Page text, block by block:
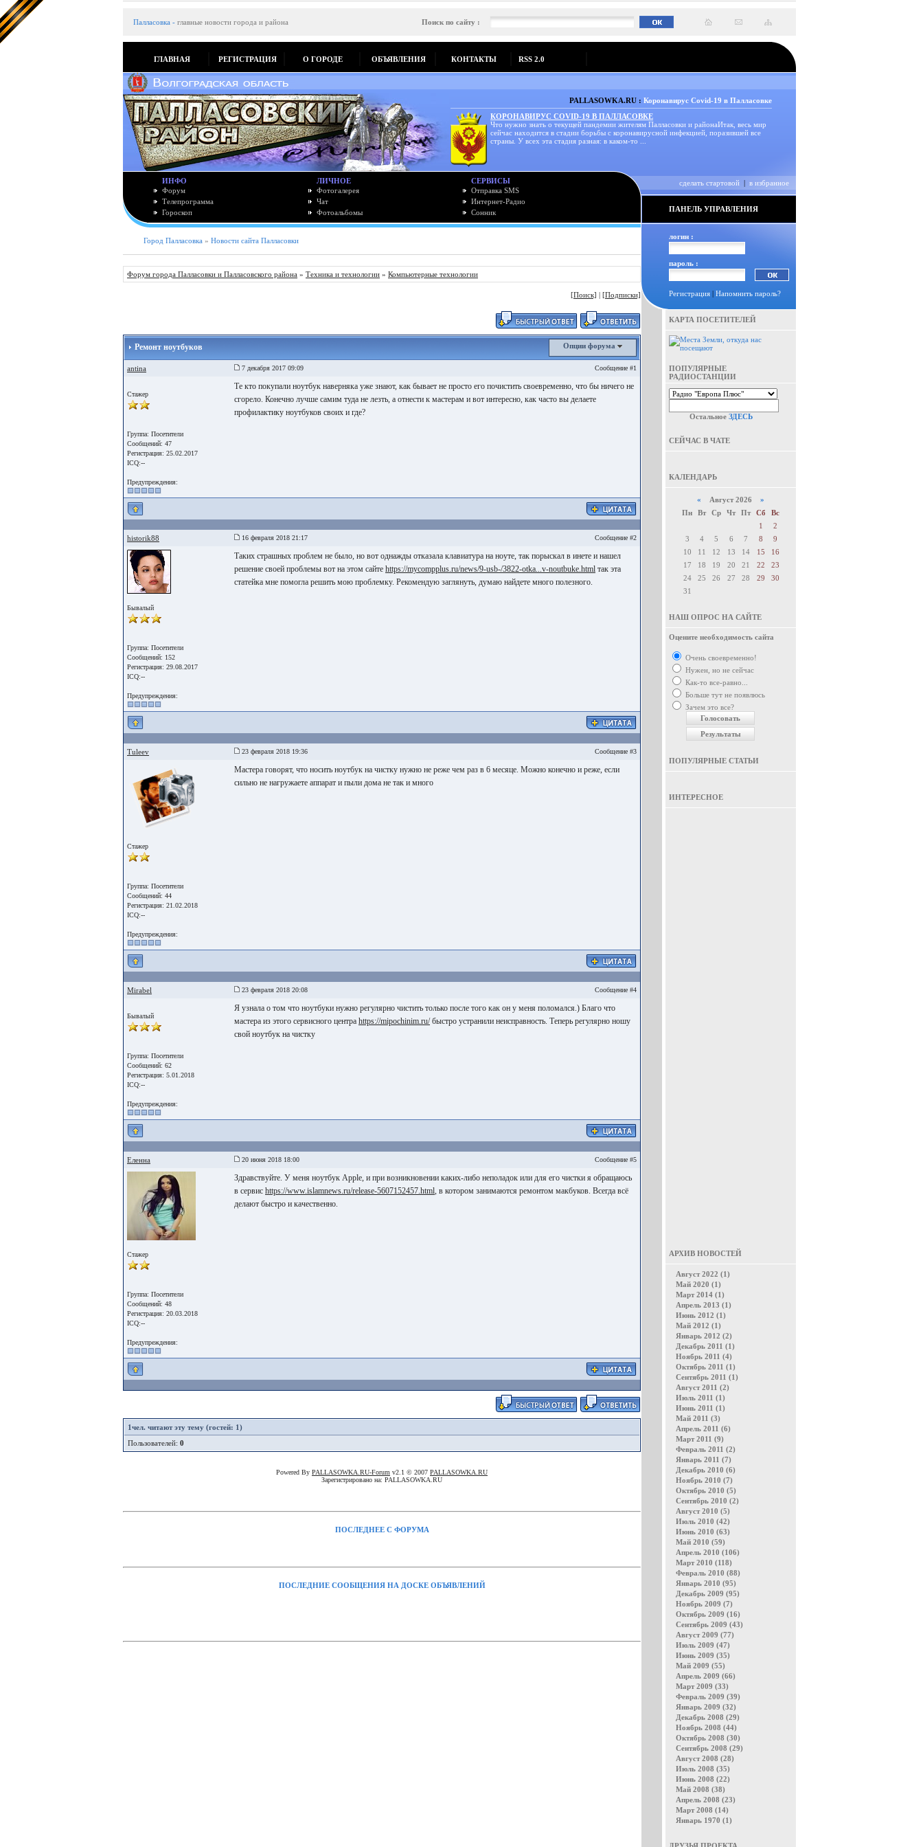
Палласовка - главные новости города и района Поиск по сайту :
ГЛАВНАЯ РЕГИСТРАЦИЯ О ГОРОДЕ ОБЪЯВЛЕНИЯ КОНТАКТЫ RSS 2.0
PALLASOWKA.RU : Коронавирус Covid-19 в Палласовке
КОРОНАВИРУС COVID-19 В ПАЛЛАСОВКЕ
Что нужно знать о текущей пандемии жителям Палласовки и районаИтак, весь мир
сейчас находится в стадии борьбы с коронавирусной инфекцией, поразившей все
страны. У всех эта стадия разная: в каком-то ...
ИНФО
Форум
Телепрограмма
Гороскоп
ЛИЧНОЕ
Фотогалерея
Чат
Фотоальбомы
СЕРВИСЫ
Отправка SMS
Интернет-Радио
Сонник
сделать стартовой | в избранное
ПАНЕЛЬ УПРАВЛЕНИЯ
Город Палласовка » Новости сайта Палласовки
Форум города Палласовки и Палласовского района » Техника и технологии » Компьютерные технологии
[Поиск] | [Подписки]
Ремонт ноутбуков Опции форума
antina 7 декабря 2017 09:09 Сообщение #1
Стажер
Группа: Посетители
Сообщений: 47
Регистрация: 25.02.2017
ICQ:--
Предупреждения:
Те кто покупали ноутбук наверняка уже знают, как бывает не просто его почистить своевременно, что бы ничего не
сгорело. Конечно лучше самим туда не лезть, а отнести к мастерам и вот интересно, как часто вы делаете
профилактику ноутбуков своих и где?
historik88 16 февраля 2018 21:17 Сообщение #2
Бывалый
Группа: Посетители
Сообщений: 152
Регистрация: 29.08.2017
ICQ:--
Предупреждения:
Таких страшных проблем не было, но вот однажды отказала клавиатура на ноуте, так порыскал в инете и нашел
решение своей проблемы вот на этом сайте https://mycompplus.ru/news/9-usb-/3822-otka...v-noutbuke.html так эта
статейка мне помогла решить мою проблемку. Рекомендую заглянуть, думаю найдете много полезного.
Tuleev 23 февраля 2018 19:36 Сообщение #3
Стажер
Группа: Посетители
Сообщений: 44
Регистрация: 21.02.2018
ICQ:--
Предупреждения:
Мастера говорят, что носить ноутбук на чистку нужно не реже чем раз в 6 месяце. Можно конечно и реже, если
сильно не нагружаете аппарат и пыли дома не так и много
Mirabel 23 февраля 2018 20:08 Сообщение #4
Бывалый
Группа: Посетители
Сообщений: 62
Регистрация: 5.01.2018
ICQ:--
Предупреждения:
Я узнала о том что ноутбуки нужно регулярно чистить только после того как он у меня поломался.) Благо что
мастера из этого сервисного центра https://mipochinim.ru/быстро устранили неисправность. Теперь регулярно ношу
свой ноутбук на чистку
Еленна 20 июня 2018 18:00 Сообщение #5
Стажер
Группа: Посетители
Сообщений: 48
Регистрация: 20.03.2018
ICQ:--
Предупреждения:
Здравствуйте. У меня ноутбук Apple, и при возникновении каких-либо неполадок или для его чистки я обращаюсь
в сервис https://www.islamnews.ru/release-5607152457.html, в котором занимаются ремонтом макбуков. Всегда всё
делают быстро и качественно.
1чел. читают эту тему (гостей: 1)
Пользователей: 0
Powered By PALLASOWKA.RU-Forum v2.1 © 2007 PALLASOWKA.RU
Зарегистрировано на: PALLASOWKA.RU
ПОСЛЕДНЕЕ С ФОРУМА
ПОСЛЕДНИЕ СООБЩЕНИЯ НА ДОСКЕ ОБЪЯВЛЕНИЙ
логин :
пароль :
Регистрация | Напомнить пароль?
КАРТА ПОСЕТИТЕЛЕЙ
ПОПУЛЯРНЫЕ
РАДИОСТАНЦИИ
Остальное ЗДЕСЬ
СЕЙЧАС В ЧАТЕ
КАЛЕНДАРЬ
« Август 2026 »
Пн
Вт Ср Чт Пт Сб
Вс
1
2
3
4 5 6 7 8
9
10
11 12 13 14 15
16
17
18 19 20 21 22
23
24
25 26 27 28 29
30
31
НАШ ОПРОС НА САЙТЕ
Оцените необходимость сайта
Очень своевременно!
Нужен, но не сейчас
Как-то все-равно...
Больше тут не появлюсь
Зачем это все?
ПОПУЛЯРНЫЕ СТАТЬИ
ИНТЕРЕСНОЕ
АРХИВ НОВОСТЕЙ
Август 2022 (1)
Май 2020 (1)
Март 2014 (1)
Апрель 2013 (1)
Июнь 2012 (1)
Май 2012 (1)
Январь 2012 (2)
Декабрь 2011 (1)
Ноябрь 2011 (4)
Октябрь 2011 (1)
Сентябрь 2011 (1)
Август 2011 (2)
Июль 2011 (1)
Июнь 2011 (1)
Май 2011 (3)
Апрель 2011 (6)
Март 2011 (9)
Февраль 2011 (2)
Январь 2011 (7)
Декабрь 2010 (6)
Ноябрь 2010 (7)
Октябрь 2010 (5)
Сентябрь 2010 (2)
Август 2010 (5)
Июль 2010 (42)
Июнь 2010 (63)
Май 2010 (59)
Апрель 2010 (106)
Март 2010 (118)
Февраль 2010 (88)
Январь 2010 (95)
Декабрь 2009 (95)
Ноябрь 2009 (7)
Октябрь 2009 (16)
Сентябрь 2009 (43)
Август 2009 (77)
Июль 2009 (47)
Июнь 2009 (35)
Май 2009 (55)
Апрель 2009 (66)
Март 2009 (33)
Февраль 2009 (39)
Январь 2009 (32)
Декабрь 2008 (29)
Ноябрь 2008 (44)
Октябрь 2008 (30)
Сентябрь 2008 (29)
Август 2008 (28)
Июль 2008 (35)
Июнь 2008 (22)
Май 2008 (38)
Апрель 2008 (23)
Март 2008 (14)
Январь 1970 (1)